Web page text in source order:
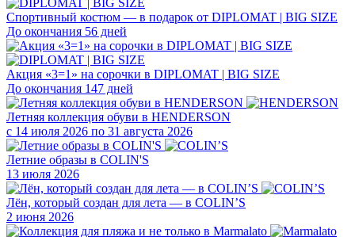
Спортивный костюм — в подарок от DIPLOMAT | BIG SIZE
До окончания 56 дней
Акция «3=1» на сорочки в DIPLOMAT | BIG SIZE
До окончания 147 дней
Летняя коллекция обуви в HENDERSON
с 14 июля 2026 по 31 августа 2026
Летние образы в COLIN'S
13 июля 2026
Лён, который создан для лета — в COLIN’S
2 июня 2026